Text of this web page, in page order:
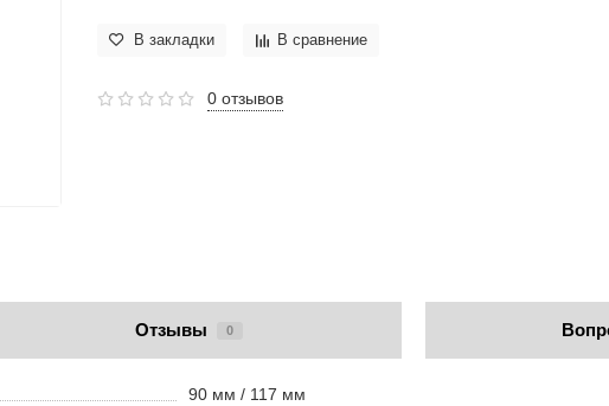
В закладки В сравнение
0 отзывов
Отзывы 0
90 мм / 117 мм